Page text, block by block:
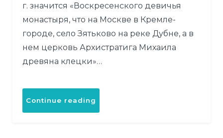
г. значится «Воскресенского девичья
монастыря, что на Москве в Кремле-
городе, село Зятьково на реке Дубне, а в
нем церковь Архистратига Михаила
древяна клецки»…
Continue reading
иконы